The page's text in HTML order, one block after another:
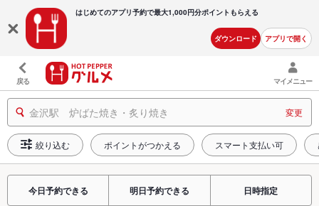
はじめてのアプリ予約で最大1,000円分ポイントもらえる
ダウンロード アプリで開く
戻る マイメニュー
金沢駅 炉ばた焼き・炙り焼き 変更
絞り込む ポイントがつかえる スマート支払い可
今日予約できる 明日予約できる 日時指定